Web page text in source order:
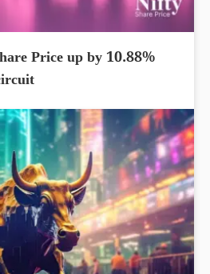
Price up by 10.88%